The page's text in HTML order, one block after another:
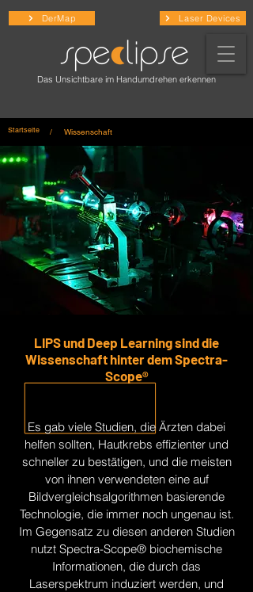
DerMap Laser Devices
Das Unsichtbare im Handumdrehen erkennen
Startseite / Wissenschaft
LIPS und Deep Learning sind die
Wissenschaft hinter dem Spectra-
Scope®
Es gab viele Studien, die Ärzten dabei
helfen sollten, Hautkrebs effizienter und
schneller zu bestätigen, und die meisten
von ihnen verwendeten eine auf
Bildvergleichsalgorithmen basierende
Technologie, die immer noch ungenau ist.
Im Gegensatz zu diesen anderen Studien
nutzt Spectra-Scope® biochemische
Informationen, die durch das
Laserspektrum induziert werden, und